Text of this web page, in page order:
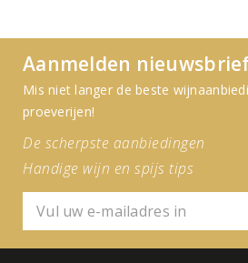
Aanmelden
Mis niet langer de beste
proeverijen!
De scherpste aanbiedingen
Handige wijn en spijs tips